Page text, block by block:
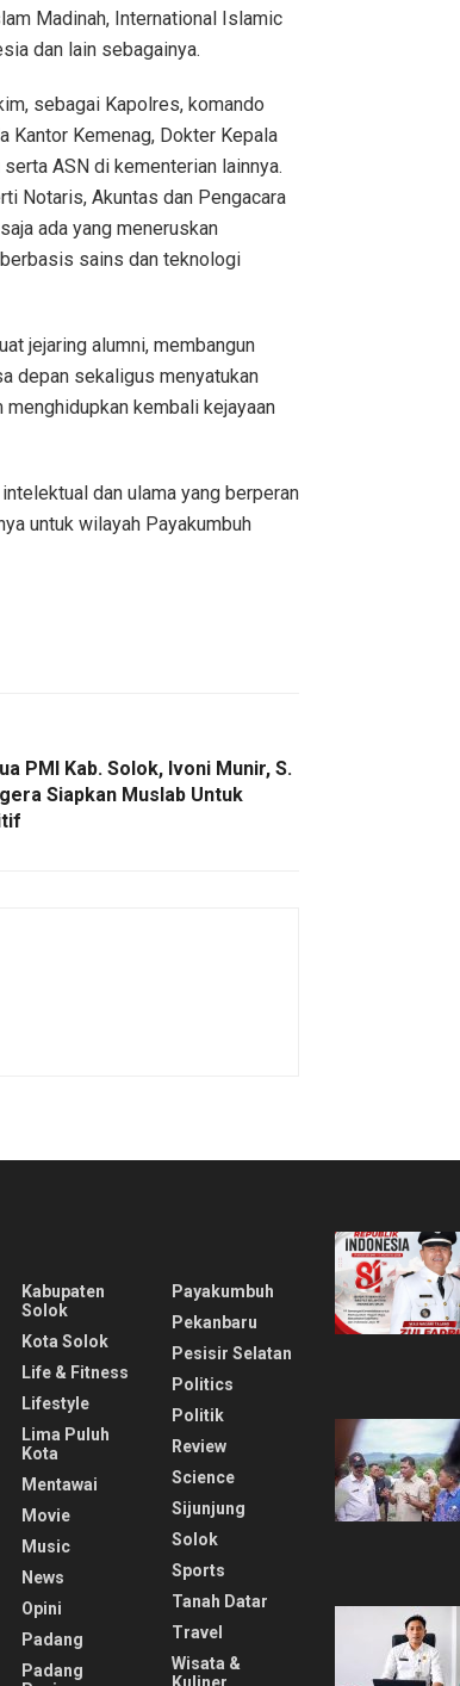
Madinah, International Islamic
dan lain sebagainya.
sebagai Kapolres, komando
Kantor Kemenag, Dokter Kepala
ASN di kementerian lainnya.
Notaris, Akuntas dan Pengacara
ada yang meneruskan
sains dan teknologi
jejaring alumni, membangun
depan sekaligus menyatukan
kembali kejayaan
dan ulama yang berperan
untuk wilayah Payakumbuh
PMI Kab. Solok, Ivoni Munir, S.
Siapkan Muslab Untuk
Kabupaten
Solok
Kota Solok
Life & Fitness
Lifestyle
Lima Puluh
Kota
Mentawai
Movie
Music
News
Opini
Padang
Padang
Payakumbuh
Pekanbaru
Pesisir Selatan
Politics
Politik
Review
Science
Sijunjung
Solok
Sports
Tanah Datar
Travel
Wisata &
Kuliner